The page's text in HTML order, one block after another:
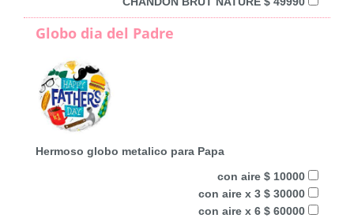
Globo dia del Padre
Hermoso globo metalico para Papa
con aire $ 10000
con aire x 3 $ 30000
con aire x 6 $ 60000